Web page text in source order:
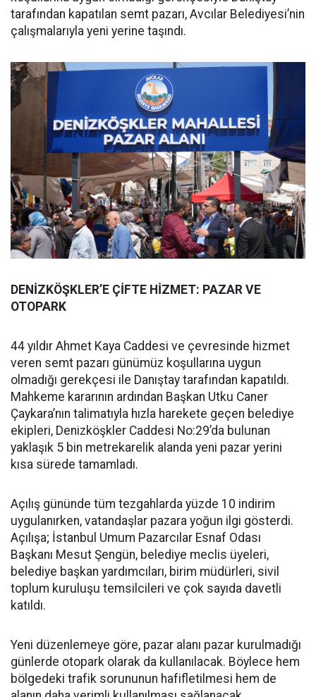
tarafından kapatılan semt pazarı, Avcılar Belediyesi’nin
çalışmalarıyla yeni yerine taşındı.
DENİZKÖŞKLER’E ÇİFTE HİZMET: PAZAR VE
OTOPARK
44 yıldır Ahmet Kaya Caddesi ve çevresinde hizmet
veren semt pazarı günümüz koşullarına uygun
olmadığı gerekçesi ile Danıştay tarafından kapatıldı.
Mahkeme kararının ardından Başkan Utku Caner
Çaykara’nın talimatıyla hızla harekete geçen belediye
ekipleri, Denizköşkler Caddesi No:29’da bulunan
yaklaşık 5 bin metrekarelik alanda yeni pazar yerini
kısa sürede tamamladı.
Açılış gününde tüm tezgahlarda yüzde 10 indirim
uygulanırken, vatandaşlar pazara yoğun ilgi gösterdi.
Açılışa; İstanbul Umum Pazarcılar Esnaf Odası
Başkanı Mesut Şengün, belediye meclis üyeleri,
belediye başkan yardımcıları, birim müdürleri, sivil
toplum kuruluşu temsilcileri ve çok sayıda davetli
katıldı.
Yeni düzenlemeye göre, pazar alanı pazar kurulmadığı
günlerde otopark olarak da kullanılacak. Böylece hem
bölgedeki trafik sorununun hafifletilmesi hem de